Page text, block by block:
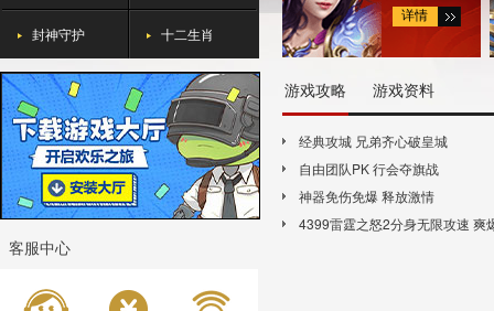
封神守护 十二生肖
客服中心
详情
游戏攻略 游戏资料
经典攻城 兄弟齐心破皇城
自由团队PK 行会夺旗战
神器免伤免爆 释放激情
4399雷霆之怒2分身无限攻速 爽
跨服押镖
单人副本
神器系统
坐骑系统
分身